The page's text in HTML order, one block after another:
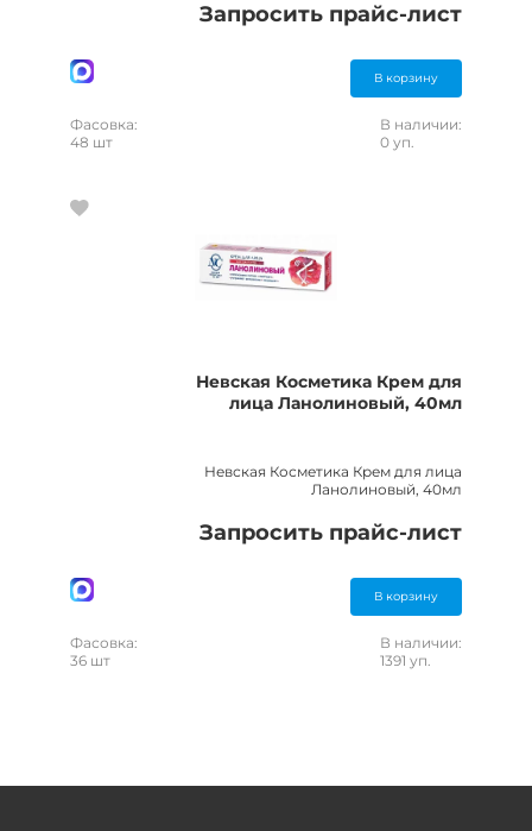
Запросить прайс-лист
В корзину
Фасовка:
48 шт
В наличии:
0 уп.
Невская Косметика Крем для
лица Ланолиновый, 40мл
Невская Косметика Крем для лица
Ланолиновый, 40мл
Запросить прайс-лист
В корзину
Фасовка:
36 шт
В наличии:
1391 уп.